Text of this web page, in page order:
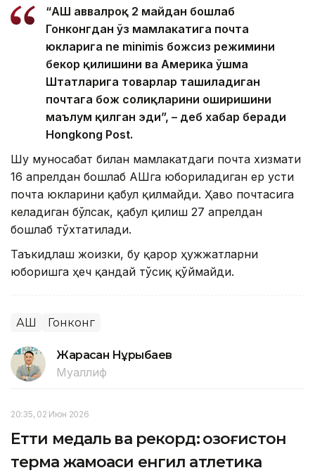
“АҚШ аввалроқ 2 майдан бошлаб
Гонконгдан ўз мамлакатига почта
юкларига nе minimis божсиз режимини
бекор қилишини ва Америка Қўшма
Штатларига товарлар ташиладиган
почтага бож солиқларини оширишини
маълум қилган эди”, – деб хабар беради
Hongkong Post.
Шу муносабат билан мамлакатдаги почта хизмати
16 апрелдан бошлаб АҚШга юбориладиган ер усти
почта юкларини қабул қилмайди. Ҳаво почтасига
келадиган бўлсак, қабул қилиш 27 апрелдан
бошлаб тўхтатилади.
Таъкидлаш жоизки, бу қарор ҳужжатларни
юборишга ҳеч қандай тўсиқ қўймайди.
АҚШ Гонконг
Жарасқан Нұрыбаев
Муаллиф
20:35, 02 Июн 2026
Етти медаль ва рекорд: Қозоғистон
терма жамоаси енгил атлетика